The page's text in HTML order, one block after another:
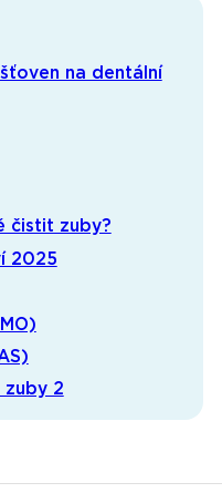
na dentální
čistit zuby?
2025
2